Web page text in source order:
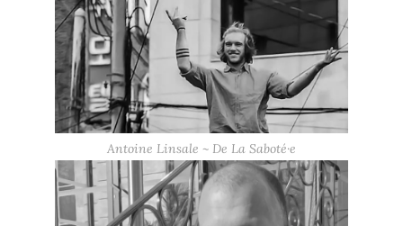
Antoine Linsale ~ De La Saboté·e